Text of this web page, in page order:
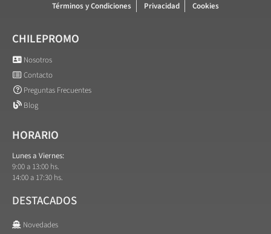
Términos y Condiciones Privacidad Cookies
CHILEPROMO
Nosotros
Contacto
Preguntas Frecuentes
Blog
HORARIO
Lunes a Viernes:
9:00 a 13:00 hs.
14:00 a 17:30 hs.
DESTACADOS
Novedades